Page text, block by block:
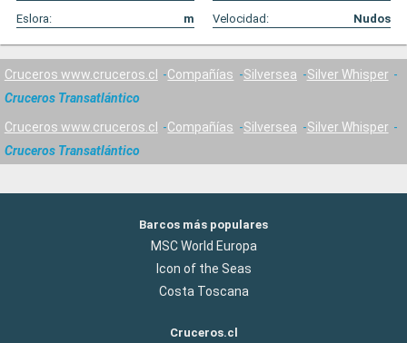
Eslora:
m Velocidad: Nudos
Cruceros www.cruceros.cl Compañías Silversea
Silver Whisper
Cruceros Transatlántico
Cruceros www.cruceros.cl Compañías Silversea
Silver Whisper
Cruceros Transatlántico
Barcos más populares
MSC World Europa
Icon of the Seas
Costa Toscana
Cruceros.cl